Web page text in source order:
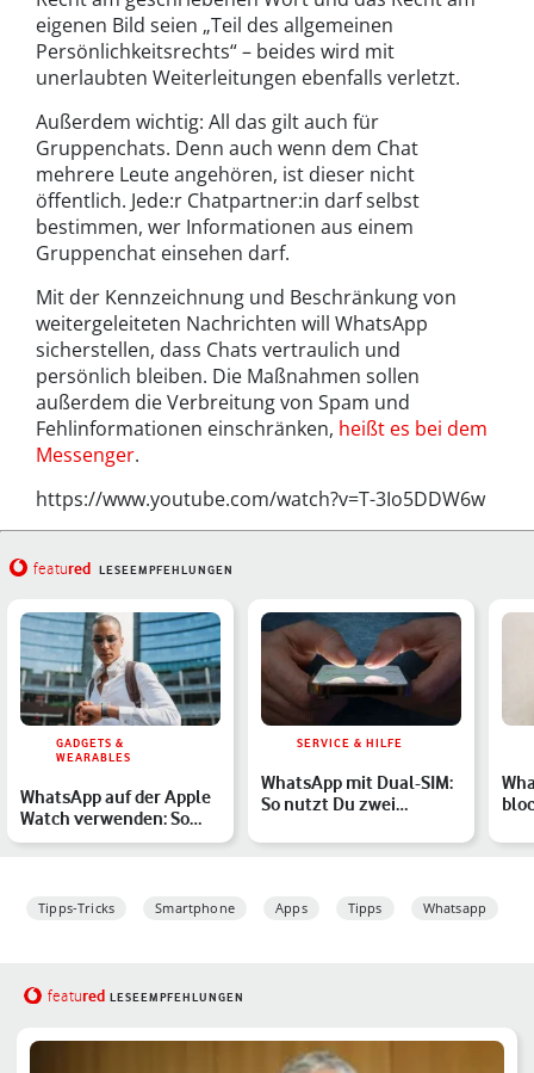
eigenen Bild seien „Teil des allgemeinen
Persönlichkeitsrechts“ – beides wird mit
unerlaubten Weiterleitungen ebenfalls verletzt.
Außerdem wichtig: All das gilt auch für
Gruppenchats. Denn auch wenn dem Chat
mehrere Leute angehören, ist dieser nicht
öffentlich. Jede:r Chatpartner:in darf selbst
bestimmen, wer Informationen aus einem
Gruppenchat einsehen darf.
Mit der Kennzeichnung und Beschränkung von
weitergeleiteten Nachrichten will WhatsApp
sicherstellen, dass Chats vertraulich und
persönlich bleiben. Die Maßnahmen sollen
außerdem die Verbreitung von Spam und
Fehlinformationen einschränken, heißt es bei dem
Messenger.
https://www.youtube.com/watch?v=T-3Io5DDW6w
featured LESEEMPFEHLUNGEN
GADGETS &
WEARABLES
WhatsApp auf der Apple
Watch verwenden: So
geht's
SERVICE & HILFE
WhatsApp mit Dual-SIM:
So nutzt Du zwei
Gerät
H…
Tipps-Tricks Smartphone Apps Tipps Whatsapp
featured LESEEMPFEHLUNGEN